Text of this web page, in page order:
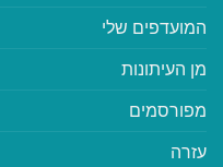
המועדפים שלי
מן העיתונות
מפורסמים
עזרה